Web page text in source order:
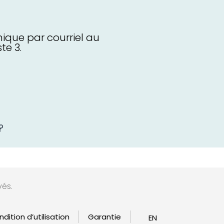
par courriel au
3.
d’utilisation Garantie EN